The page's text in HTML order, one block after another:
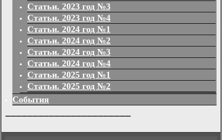
Статьи. 2023 год №3
Статьи. 2023 год №4
Статьи. 2024 год №1
Статьи. 2024 год №2
Статьи. 2024 год №3
Статьи. 2024 год №4
Статьи. 2025 год №1
Статьи. 2025 год №2
События